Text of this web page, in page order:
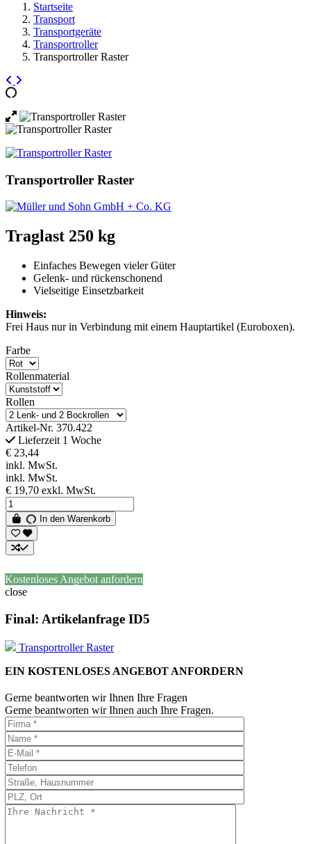
Startseite
Transport
Transportgeräte
Transportroller
Transportroller Raster
Transportroller Raster
Traglast 250 kg
Einfaches Bewegen vieler Güter
Gelenk- und rückenschonend
Vielseitige Einsetzbarkeit
Hinweis:
Frei Haus nur in Verbindung mit einem Hauptartikel (Euroboxen).
Farbe
Rollenmaterial
Rollen
Artikel-Nr. 370.422
Lieferzeit 1 Woche
€ 23,44
inkl. MwSt.
inkl. MwSt.
€ 19,70 exkl. MwSt.
In den Warenkorb
Kostenloses Angebot anfordern
close
Final: Artikelanfrage ID5
Transportroller Raster
EIN KOSTENLOSES ANGEBOT ANFORDERN
Gerne beantworten wir Ihnen Ihre Fragen
Gerne beantworten wir Ihnen auch Ihre Fragen.